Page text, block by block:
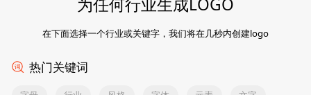
为任何行业生成LOGO
在下面选择一个行业或关键字，我们将在几秒内创建logo
热门关键词